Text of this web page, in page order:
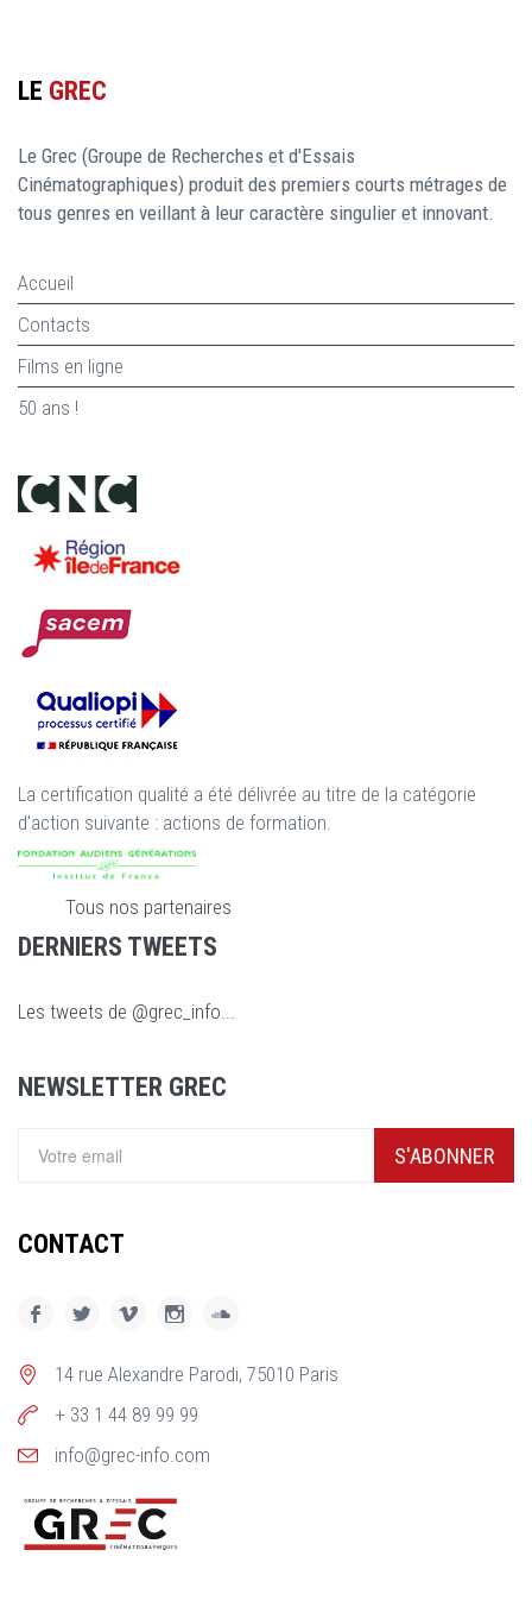
LE GREC
Le Grec (Groupe de Recherches et d'Essais
Cinématographiques) produit des premiers courts métrages de
tous genres en veillant à leur caractère singulier et innovant.
Accueil
Contacts
Films en ligne
50 ans !
La certification qualité a été délivrée au titre de la catégorie
d'action suivante : actions de formation.
Tous nos partenaires
DERNIERS TWEETS
Les tweets de @grec_info...
NEWSLETTER GREC
S'ABONNER
CONTACT
14 rue Alexandre Parodi, 75010 Paris
+ 33 1 44 89 99 99
info@grec-info.com